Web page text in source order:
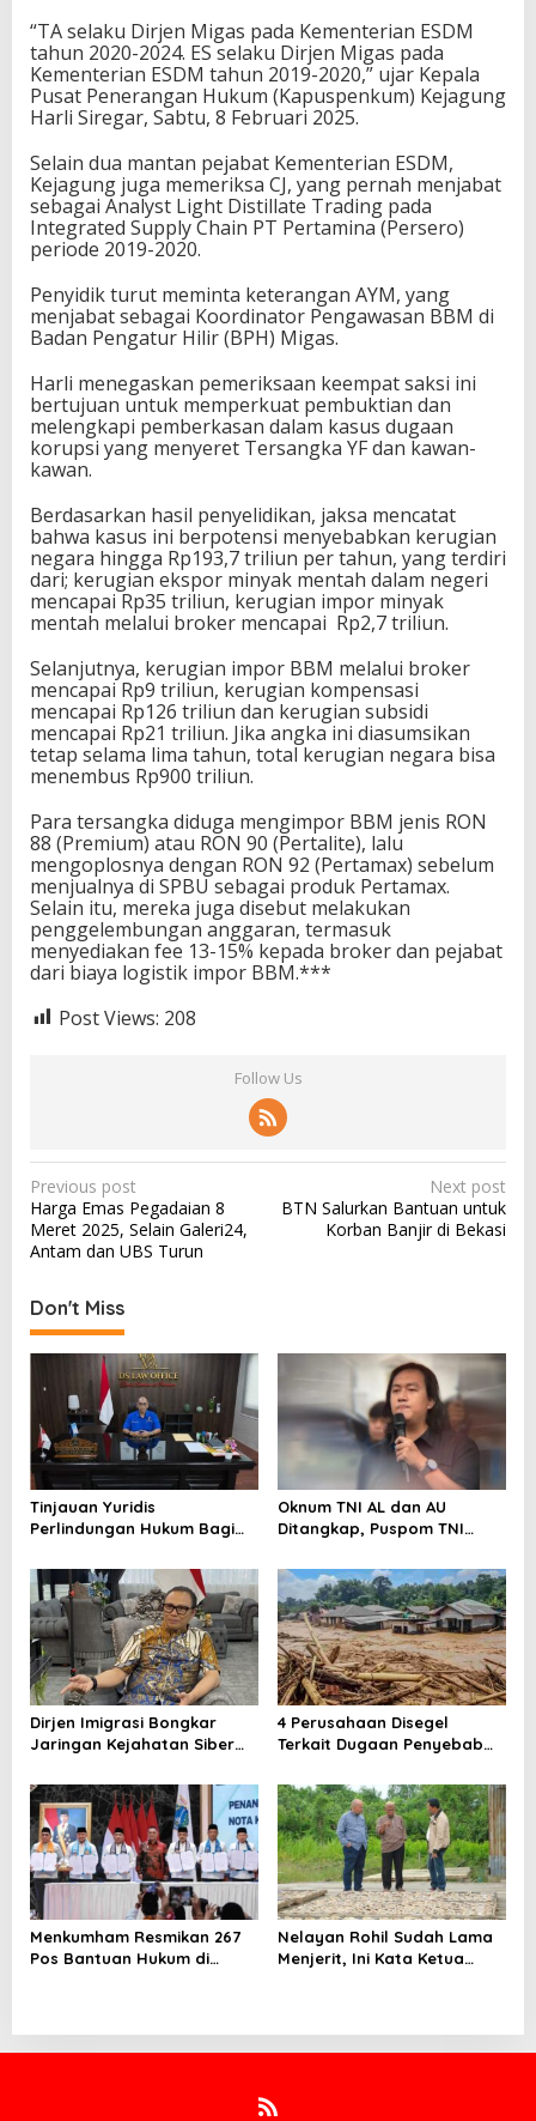
“TA selaku Dirjen Migas pada Kementerian ESDM
tahun 2020-2024. ES selaku Dirjen Migas pada
Kementerian ESDM tahun 2019-2020,” ujar Kepala
Pusat Penerangan Hukum (Kapuspenkum) Kejagung
Harli Siregar, Sabtu, 8 Februari 2025.
Selain dua mantan pejabat Kementerian ESDM,
Kejagung juga memeriksa CJ, yang pernah menjabat
sebagai Analyst Light Distillate Trading pada
Integrated Supply Chain PT Pertamina (Persero)
periode 2019-2020.
Penyidik turut meminta keterangan AYM, yang
menjabat sebagai Koordinator Pengawasan BBM di
Badan Pengatur Hilir (BPH) Migas.
Harli menegaskan pemeriksaan keempat saksi ini
bertujuan untuk memperkuat pembuktian dan
melengkapi pemberkasan dalam kasus dugaan
korupsi yang menyeret Tersangka YF dan kawan-
kawan.
Berdasarkan hasil penyelidikan, jaksa mencatat
bahwa kasus ini berpotensi menyebabkan kerugian
negara hingga Rp193,7 triliun per tahun, yang terdiri
dari; kerugian ekspor minyak mentah dalam negeri
mencapai Rp35 triliun, kerugian impor minyak
mentah melalui broker mencapai Rp2,7 triliun.
Selanjutnya, kerugian impor BBM melalui broker
mencapai Rp9 triliun, kerugian kompensasi
mencapai Rp126 triliun dan kerugian subsidi
mencapai Rp21 triliun. Jika angka ini diasumsikan
tetap selama lima tahun, total kerugian negara bisa
menembus Rp900 triliun.
Para tersangka diduga mengimpor BBM jenis RON
88 (Premium) atau RON 90 (Pertalite), lalu
mengoplosnya dengan RON 92 (Pertamax) sebelum
menjualnya di SPBU sebagai produk Pertamax.
Selain itu, mereka juga disebut melakukan
penggelembungan anggaran, termasuk
menyediakan fee 13-15% kepada broker dan pejabat
dari biaya logistik impor BBM.***
Post Views: 208
Follow Us
P
o
s
n
a
v
g
a
t
o
n
Previous post
Harga Emas Pegadaian 8
Meret 2025, Selain Galeri24,
Antam dan UBS Turun
Next post
BTN Salurkan Bantuan untuk
Korban Banjir di Bekasi
Don't Miss
Tinjauan Yuridis
Perlindungan Hukum Bagi
MBG
Oknum TNI AL dan AU
Ditangkap, Puspom TNI
Aktivis Kontras dengan Air
Keras
Dirjen Imigrasi Bongkar
Jaringan Kejahatan Siber
Tiongkok Diamankan
4 Perusahaan Disegel
Terkait Dugaan Penyebab
Periksa 8 Perusahaan di DAS
Batang Toru
Menkumham Resmikan 267
Pos Bantuan Hukum di
Nelayan Rohil Sudah Lama
Menjerit, Ini Kata Ketua